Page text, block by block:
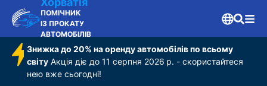
ПОМІЧНИК
ІЗ ПРОКАТУ
АВТОМОБІЛІВ
Знижка до 20% на оренду автомобілів по всьому
світу Акція діє до 11 серпня 2026 р. - скористайтеся
нею вже сьогодні!